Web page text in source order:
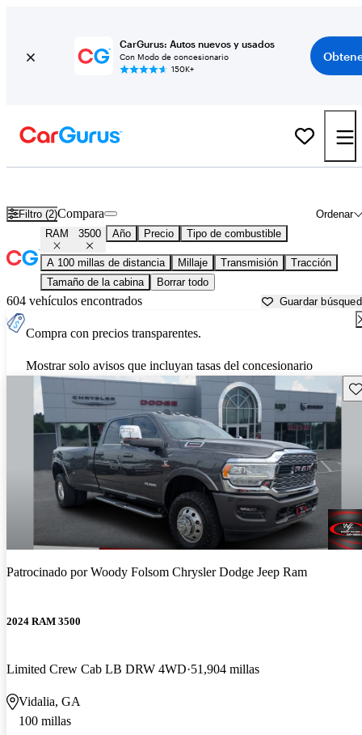
CarGurus: Autos nuevos y usados
Con Modo de concesionario
150K+
Filtro (2) Ordenar
Compara
RAM 3500 Año Precio Tipo de combustible
A 100 millas de distancia Millaje Transmisión
Tracción
Tamaño de la cabina
Borrar todo
604 vehículos encontrados Guardar
Compra con precios transparentes.
Mostrar solo avisos que incluyan tasas del concesionario
Patrocinado porWoody Folsom Chrysler Dodge Jeep Ram
2024 RAM 3500
Limited Crew Cab LB DRW 4WD 51,904 millas
Vidalia, GA
100 millas